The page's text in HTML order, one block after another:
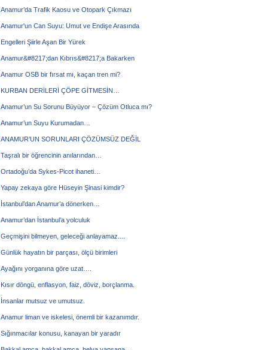
Anamur’da Trafik Kaosu ve Otopark Çıkmazı
Anamur'un Can Suyu: Umut ve Endişe Arasında
Engelleri Şiirle Aşan Bir Yürek
Anamur&#8217;dan Kıbrıs&#8217;a Bakarken
Anamur OSB bir fırsat mı, kaçan tren mi?
KURBAN DERİLERİ ÇÖPE GİTMESİN…
Anamur’un Su Sorunu Büyüyor – Çözüm Otluca mı?
Anamur’un Suyu Kurumadan…
ANAMUR’UN SORUNLARI ÇÖZÜMSÜZ DEĞİL
Taşralı bir öğrencinin anılarından…
Ortadoğu’da Sykes-Picot ihaneti…
Yapay zekaya göre Hüseyin Şinasi kimdir?
İstanbul’dan Anamur’a dönerken…
Anamur’dan İstanbul’a yolculuk
Geçmişini bilmeyen, geleceği anlayamaz....
Günlük hayatın bir parçası, ölçü birimleri
Ayağını yorganına göre uzat….
Kısır döngü, enflasyon, faiz, döviz, borçlanma.
İnsanlar mutsuz ve umutsuz.
Anamur liman ve iskelesi, önemli bir kazanımdır.
Sığınmacılar konusu, kanayan bir yaradır